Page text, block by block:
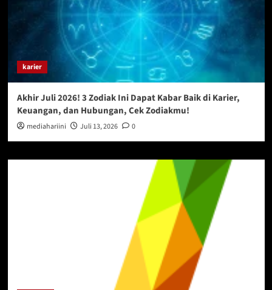
karier
Akhir Juli 2026! 3 Zodiak Ini Dapat Kabar Baik di Karier,
Keuangan, dan Hubungan, Cek Zodiakmu!
mediahariini Juli 13, 2026 0